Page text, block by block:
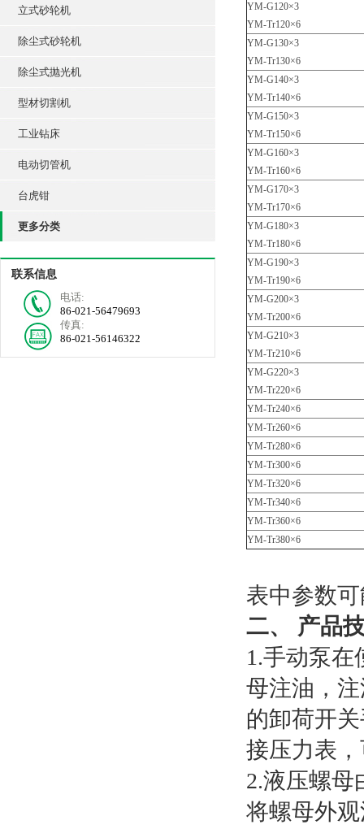
立式砂轮机
除尘式砂轮机
除尘式抛光机
型材切割机
工业钻床
电动切管机
台虎钳
更多分类
联系信息
电话:
86-021-56479693
传真:
86-021-56146322
YM-G120×3
YM-Tr120×6
YM-G130×3
YM-Tr130×6
YM-G140×3
YM-Tr140×6
YM-G150×3
YM-Tr150×6
YM-G160×3
YM-Tr160×6
YM-G170×3
YM-Tr170×6
YM-G180×3
YM-Tr180×6
YM-G190×3
YM-Tr190×6
YM-G200×3
YM-Tr200×6
YM-G210×3
YM-Tr210×6
YM-G220×3
YM-Tr220×6
YM-Tr240×6
YM-Tr260×6
YM-Tr280×6
YM-Tr300×6
YM-Tr320×6
YM-Tr340×6
YM-Tr360×6
YM-Tr380×6
表中参数
二、 产品
1.手动泵
母注油，
的卸荷开
接压力表
2.液压螺母
将螺母外